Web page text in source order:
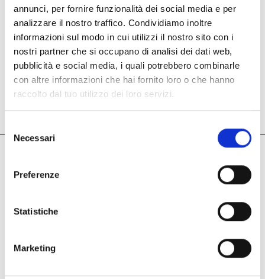
annunci, per fornire funzionalità dei social media e per
analizzare il nostro traffico. Condividiamo inoltre
informazioni sul modo in cui utilizzi il nostro sito con i
nostri partner che si occupano di analisi dei dati web,
pubblicità e social media, i quali potrebbero combinarle
con altre informazioni che hai fornito loro o che hanno
raccolto dal tuo utilizzo dei loro servizi.
delNecessari
Preferenze
Statistiche
Marketing
Visitez nous!